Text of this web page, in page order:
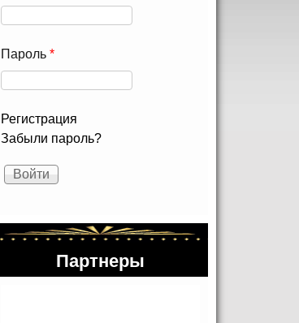
Пароль *
Регистрация
Забыли пароль?
Партнеры